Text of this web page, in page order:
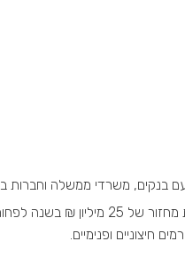
ניסיון מקצועי מוכח של 5 שנים לפחות בהפקת או בביקורת של דו"חות כספיים בחברה
חיצוניים ופנימיים.